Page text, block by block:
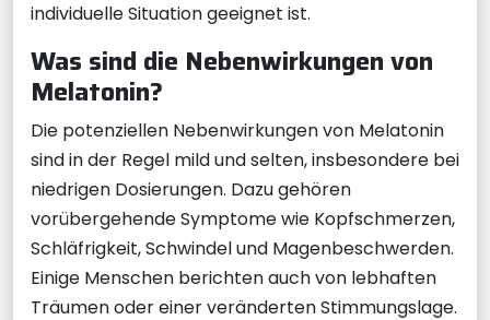
individuelle Situation geeignet ist.
Was sind die Nebenwirkungen von
Melatonin?
Die potenziellen Nebenwirkungen von Melatonin
sind in der Regel mild und selten, insbesondere bei
niedrigen Dosierungen. Dazu gehören
vorübergehende Symptome wie Kopfschmerzen,
Schläfrigkeit, Schwindel und Magenbeschwerden.
Einige Menschen berichten auch von lebhaften
Träumen oder einer veränderten Stimmungslage.